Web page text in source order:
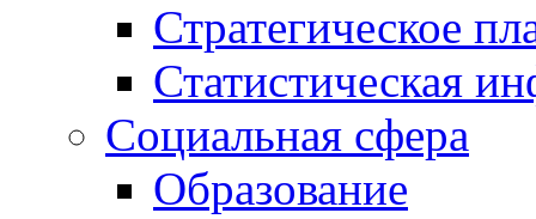
Стратегическое
Статистическая
Социальная сфера
Образование